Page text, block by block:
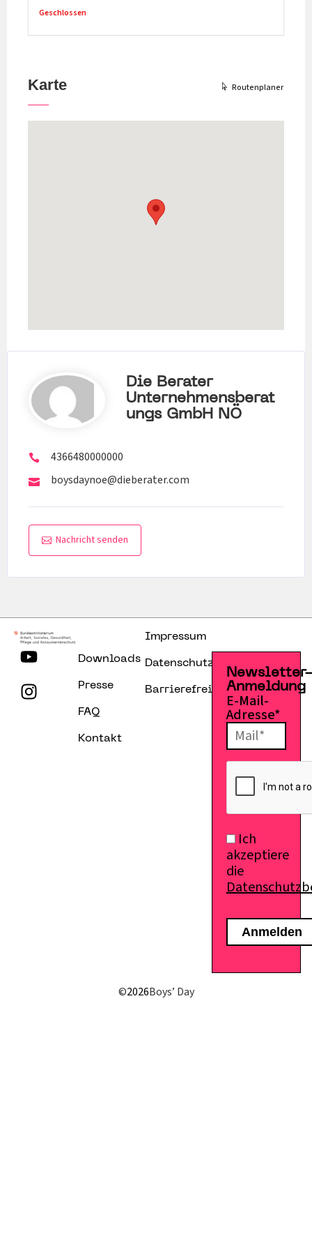
Geschlossen
Karte Routenplaner
Die Berater
Unternehmensberat
Ungs GmbH NÖ
4366480000000
boysdaynoe@dieberater.com
Nachricht senden
Downloads
Presse
FAQ
Kontakt
Impressum
Datenschutzerklärung
Barrierefreiheitserklärung
Anmeldung
E-Mail-
Adresse*
Ich
akzeptiere
die
©2026Boys’ Day